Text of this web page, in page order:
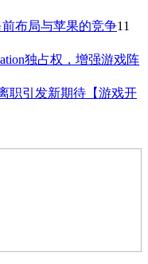
布局与苹果的竞争11
独占权，增强游戏阵
职引发新期待【游戏开